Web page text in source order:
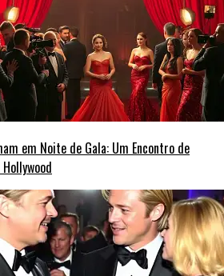
em Noite de Gala: Um Encontro de